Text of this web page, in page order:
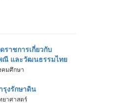
ราชการเกี่ยวกับ
ณี และวัฒนธรรมไทย
คมศึกษา
รุงรักษาดิน
ยาศาสตร์